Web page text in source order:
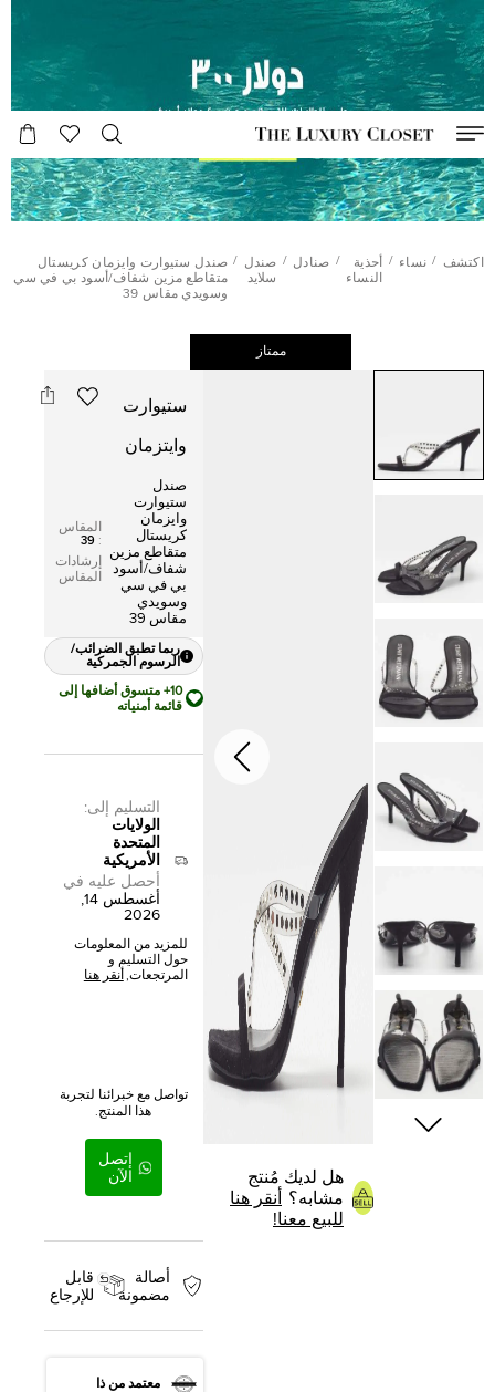
اكتشف / نساء /
أحذية
النساء
/ صنادل / صندل
سلايد
/ صندل ستيوارت وايزمان كريستال
متقاطع مزين شفاف/أسود بي في سي
وسويدي مقاس 39
ممتاز
هل لديك مُنتج
مشابه؟
أنقر هنا
للبيع معنا!
ستيوارت
وايتزمان
صندل
ستيوارت
وايزمان
كريستال
متقاطع مزين
شفاف/أسود
بي في سي
وسويدي
مقاس 39
المقاس
:
39
إرشادات
المقاس
ربما تطبق الضرائب/
الرسوم الجمركية
10+ متسوق أضافها إلى
قائمة أمنياته
التسليم إلى:
الولايات
المتحدة
الأمريكية
أحصل عليه في
أغسطس 14,
2026
للمزيد من المعلومات
حول التسليم و
المرتجعات, أنقر هنا
تواصل مع خبرائنا لتجربة
هذا المنتج.
إتصل
الآن
أصالة
مضمونة
قابل
للإرجاع
معتمد من ذا